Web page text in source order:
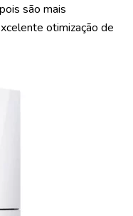
são mais
otimização de